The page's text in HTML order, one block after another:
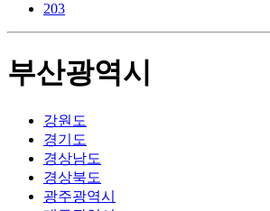
203
부산광역시
강원도
경기도
경상남도
경상북도
광주광역시